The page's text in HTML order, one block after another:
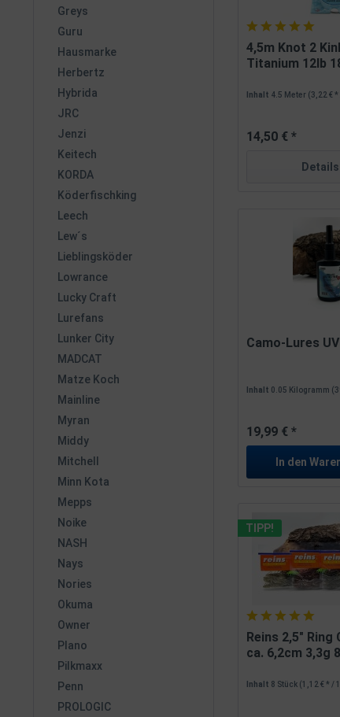
Greys
Guru
Hausmarke
Herbertz
Hybrida
JRC
Jenzi
Keitech
KORDA
Köderfischking
Leech
Lew´s
Lieblingsköder
Lowrance
Lucky Craft
Lurefans
Lunker City
MADCAT
Matze Koch
Mainline
Myran
Middy
Mitchell
Minn Kota
Mepps
Noike
NASH
Nays
Nories
Okuma
Owner
Plano
Pilkmaxx
Penn
PROLOGIC
4,5m Knot 2
Titanium 12lb
Inhalt 4.5 Meter (3,22 €
14,50 € *
Details
Camo-Lures
Inhalt 0.05 Kilogramm
19,99 € *
In den
TIPP!
Reins 2,5" Ring
ca. 6,2cm 3,3g
Inhalt 8 Stück (1,12 € * /